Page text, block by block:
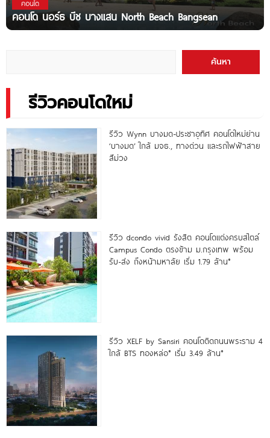
คอนโด
คอนโด นอร์ธ บีช บางแสน North Beach Bangsean
ค้นหา
รีวิวคอนโดใหม่
รีวิว Wynn บางมด-ประชาอุทิศ คอนโดใหม่ย่าน
‘บางมด’ ใกล้ มจธ., ทางด่วน และรถไฟฟ้าสาย
สีม่วง
รีวิว dcondo vivid รังสิต คอนโดแต่งครบสไตล์
Campus Condo ตรงข้าม ม.กรุงเทพ พร้อม
รับ-ส่ง ถึงหน้ามหาลัย เริ่ม 1.79 ล้าน*
รีวิว XELF by Sansiri คอนโดติดถนนพระราม 4
ใกล้ BTS ทองหล่อ* เริ่ม 3.49 ล้าน*